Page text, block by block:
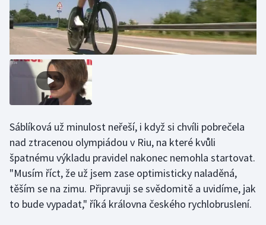
Florbal
Futsal
Golf
Gymnastika
Jezdectví
Judo
Krasobruslení
Sáblíková už minulost neřeší, i když si chvíli pobrečela
nad ztracenou olympiádou v Riu, na které kvůli
špatnému výkladu pravidel nakonec nemohla startovat.
"Musím říct, že už jsem zase optimisticky naladěná,
těším se na zimu. Připravuji se svědomitě a uvidíme, jak
to bude vypadat," říká královna českého rychlobruslení.